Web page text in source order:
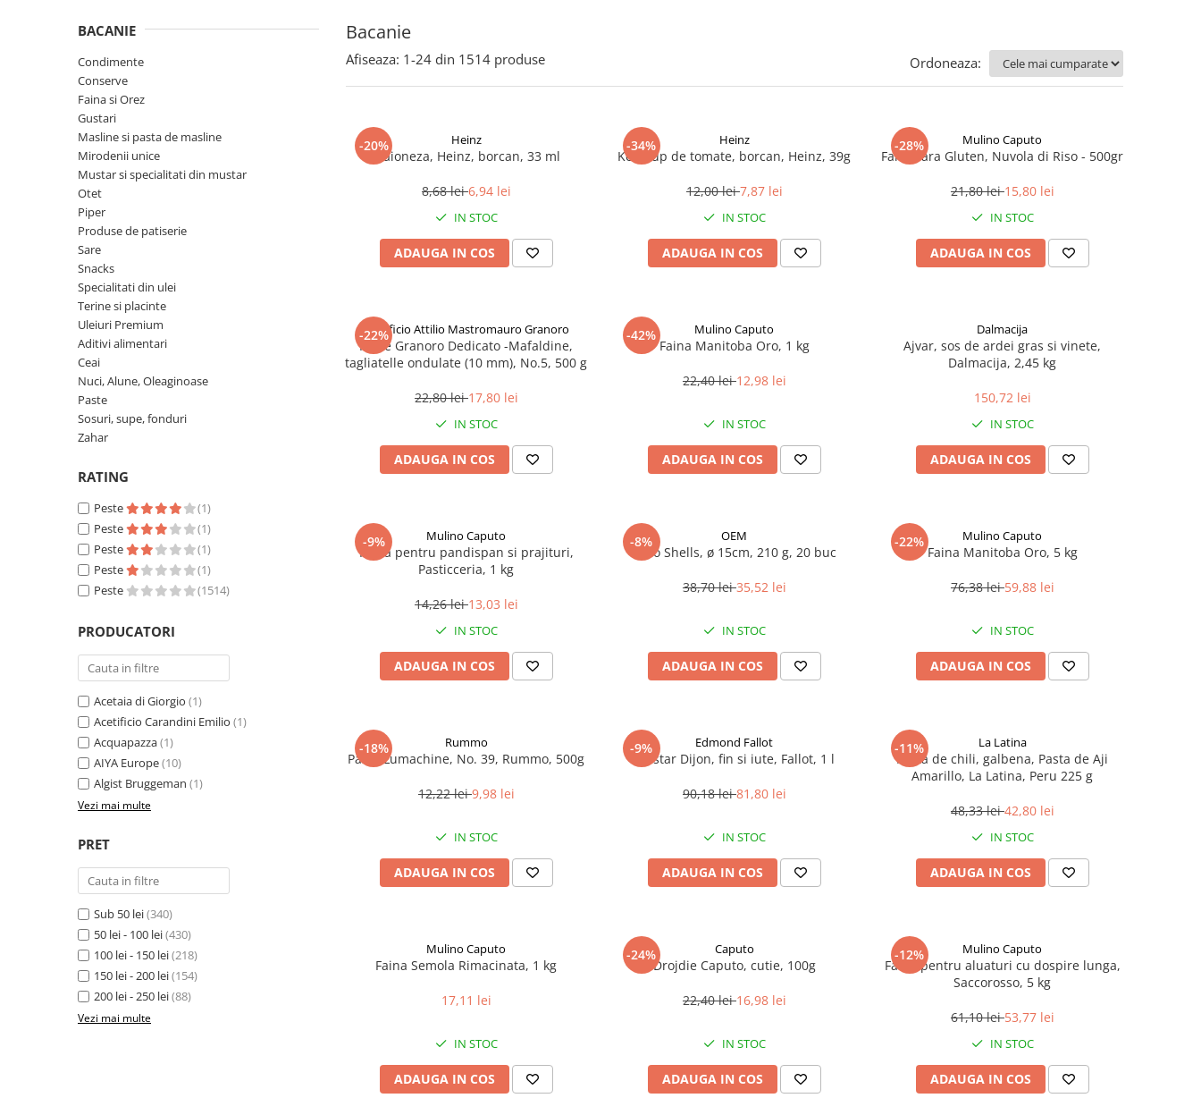
Sare de mare din Marea Nordului
Sare de mare din Oceanele Pacific
Sare de mare naturala din
Sare de roca
Sare marina
Sare speciala
Specialitati din ulei
Terine si placinte
Uleiuri Premium
Uleiuri speciale/presate la rece
Ulei de masline extravirgin
Ulei Gegenbauer
Ulei Gewurzgarten
Ulei Huilerie Beaujolaise
Ulei Huileries du Berry
Ulei Wiberg Gastro
Cesti, boluri, vesela
Bacanie
BACANIE
Condimente
Conserve
Faina si Orez
Gustari
Masline si pasta de masline
Mirodenii unice
Mustar si specialitati din mustar
Otet
Piper
Produse de patiserie
Sare
Snacks
Specialitati din ulei
Terine si placinte
Uleiuri Premium
Aditivi alimentari
Ceai
Nuci, Alune, Oleaginoase
Paste
Sosuri, supe, fonduri
Zahar
RATING
Peste
(1)
Peste
(1)
Peste
(1)
Peste
(1)
Peste
(1514)
PRODUCATORI
Acetaia di Giorgio (1)
Acetificio Carandini Emilio (1)
Acquapazza(1)
AIYA Europe(10)
Algist Bruggeman (1)
Vezi mai multe
PRET
Sub 50 lei(340)
50 lei - 100 lei(430)
100 lei - 150 lei(218)
150 lei - 200 lei(154)
200 lei - 250 lei(88)
Vezi mai multe
Afiseaza: 1-24 din 1514 produse Ordoneaza:
-20% Heinz
Maioneza, Heinz, borcan, 33 ml
8,68 lei6,94 lei
IN STOC
ADAUGA IN COS
-34% Heinz
Ketchup de tomate, borcan, Heinz, 39g
12,00 lei7,87 lei
IN STOC
ADAUGA IN COS
-28% Mulino Caputo
Faina fara Gluten, Nuvola di Riso - 500gr
21,80 lei15,80 lei
IN STOC
ADAUGA IN COS
-22%
Pastificio Attilio Mastromauro Granoro
Paste Granoro Dedicato -Mafaldine,
tagliatelle ondulate (10 mm), No.5, 500 g
22,80 lei17,80 lei
IN STOC
ADAUGA IN COS
-42% Mulino Caputo
Faina Manitoba Oro, 1 kg
22,40 lei12,98 lei
IN STOC
ADAUGA IN COS
Dalmacija
Ajvar, sos de ardei gras si vinete,
Dalmacija, 2,45 kg
150,72 lei
IN STOC
ADAUGA IN COS
-9% Mulino Caputo
Faina pentru pandispan si prajituri,
Pasticceria, 1 kg
14,26 lei13,03 lei
IN STOC
ADAUGA IN COS
-8% OEM
Taco Shells, ø 15cm, 210 g, 20 buc
38,70 lei35,52 lei
IN STOC
ADAUGA IN COS
-22% Mulino Caputo
Faina Manitoba Oro, 5 kg
76,38 lei59,88 lei
IN STOC
ADAUGA IN COS
-18% Rummo
Paste Lumachine, No. 39, Rummo, 500g
12,22 lei9,98 lei
IN STOC
ADAUGA IN COS
-9% Edmond Fallot
Mustar Dijon, fin si iute, Fallot, 1 l
90,18 lei81,80 lei
IN STOC
ADAUGA IN COS
-11% La Latina
Pasta de chili, galbena, Pasta de Aji
Amarillo, La Latina, Peru 225 g
48,33 lei42,80 lei
IN STOC
ADAUGA IN COS
Mulino Caputo
Faina Semola Rimacinata, 1 kg
17,11 lei
IN STOC
ADAUGA IN COS
-24% Caputo
Drojdie Caputo, cutie, 100g
22,40 lei16,98 lei
IN STOC
ADAUGA IN COS
-12% Mulino Caputo
Faina pentru aluaturi cu dospire lunga,
Saccorosso, 5 kg
61,10 lei53,77 lei
IN STOC
ADAUGA IN COS